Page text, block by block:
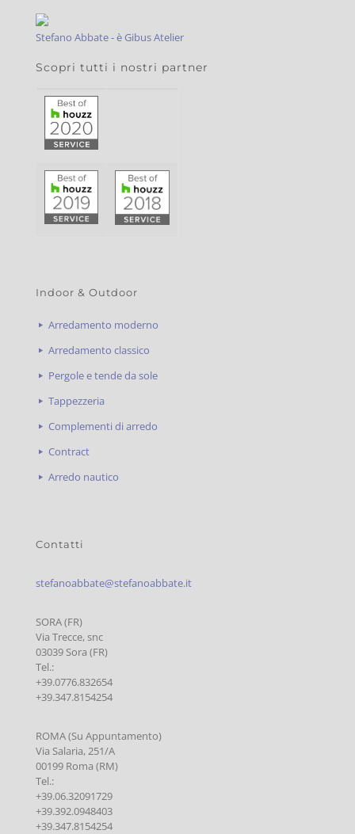
Stefano Abbate - è Gibus Atelier
Scopri tutti i nostri partner
Indoor & Outdoor
Arredamento moderno
Arredamento classico
Pergole e tende da sole
Tappezzeria
Complementi di arredo
Contract
Arredo nautico
Contatti
stefanoabbate@stefanoabbate.it
SORA (FR)
Via Trecce, snc
03039 Sora (FR)
Tel.:
+39.0776.832654
+39.347.8154254
ROMA (Su Appuntamento)
Via Salaria, 251/A
00199 Roma (RM)
Tel.:
+39.06.32091729
+39.392.0948403
+39.347.8154254